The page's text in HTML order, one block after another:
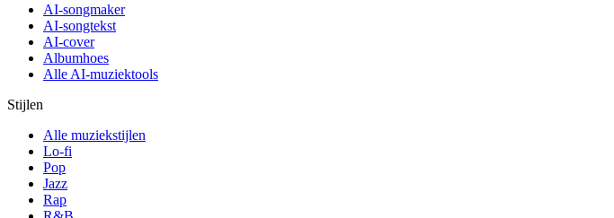
AI-songmaker
AI-songtekst
AI-cover
Albumhoes
Alle AI-muziektools
Stijlen
Alle muziekstijlen
Lo-fi
Pop
Jazz
Rap